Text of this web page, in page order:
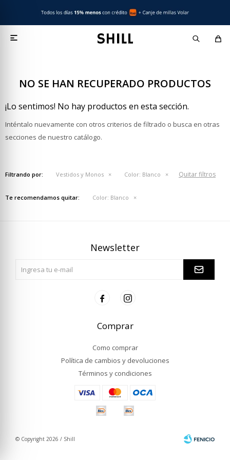

NO SE HAN RECUPERADO PRODUCTOS
¡Lo sentimos! No hay productos en esta sección.
Inténtalo nuevamente con otros criterios de filtrado o busca en otras
secciones de nuestro catálogo.
Filtrando por: Vestidos y Monos Color: Blanco Quitar filtros
Te recomendamos quitar: Color: Blanco
Comprar
Como comprar
Política de cambios y devoluciones
Términos y condiciones
Newsletter
 
© Copyright 2026 / Shill